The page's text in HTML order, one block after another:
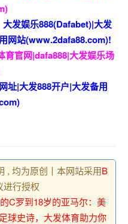
发娱乐888(Dafabet)|大发
网站(www.2dafa88.com)!
育官网|dafa888|大发娱乐场
址|大发888开户|大发备用
, 均为原创丨本网站采用B
进行授权
C罗到18岁的亚马尔：美
球史诗，大发体育助力你